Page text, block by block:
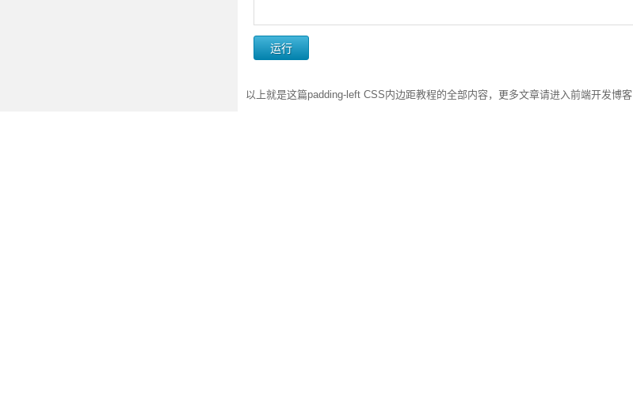
以上就是这篇padding-left CSS内边距教程的全部内容，更多文章请进入前端开发博客